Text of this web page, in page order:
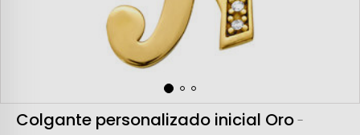
Colgante personalizado inicial Oro-